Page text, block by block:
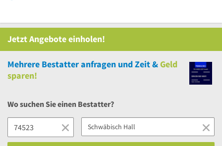
Jetzt Angebote einholen!
Mehrere Bestatter anfragen und Zeit &Geld
sparen!
Wo suchen Sie einen Bestatter?